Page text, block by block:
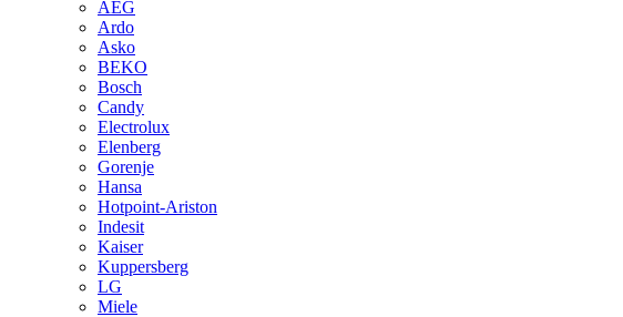
AEG
Ardo
Asko
BEKO
Bosch
Candy
Electrolux
Elenberg
Gorenje
Hansa
Hotpoint-Ariston
Indesit
Kaiser
Kuppersberg
LG
Miele